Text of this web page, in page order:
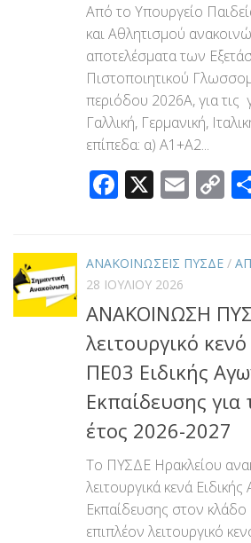
Από το Υπουργείο
και Αθλητισμού
αποτελέσματα των
Πιστοποιητικού
περιόδου 2026Α, για τις
Γαλλική, Γερμανική,
επίπεδα: α) Α1+Α2...
Facebook
X
ΑΝΑΚΟΙΝΩΣΕΙΣ ΠΥΣΔΕ /
28 ΙΟΥΛΊΟΥ 2026
ΑΝΑΚΟΙΝΩΣΗ
λειτουργικό
ΠΕ03 Ειδικής
Εκπαίδευσης για
έτος 2026-2027
Το ΠΥΣΔΕ Ηρακλείου
λειτουργικά κενά
Εκπαίδευσης στον
επιπλέον λειτουργικό